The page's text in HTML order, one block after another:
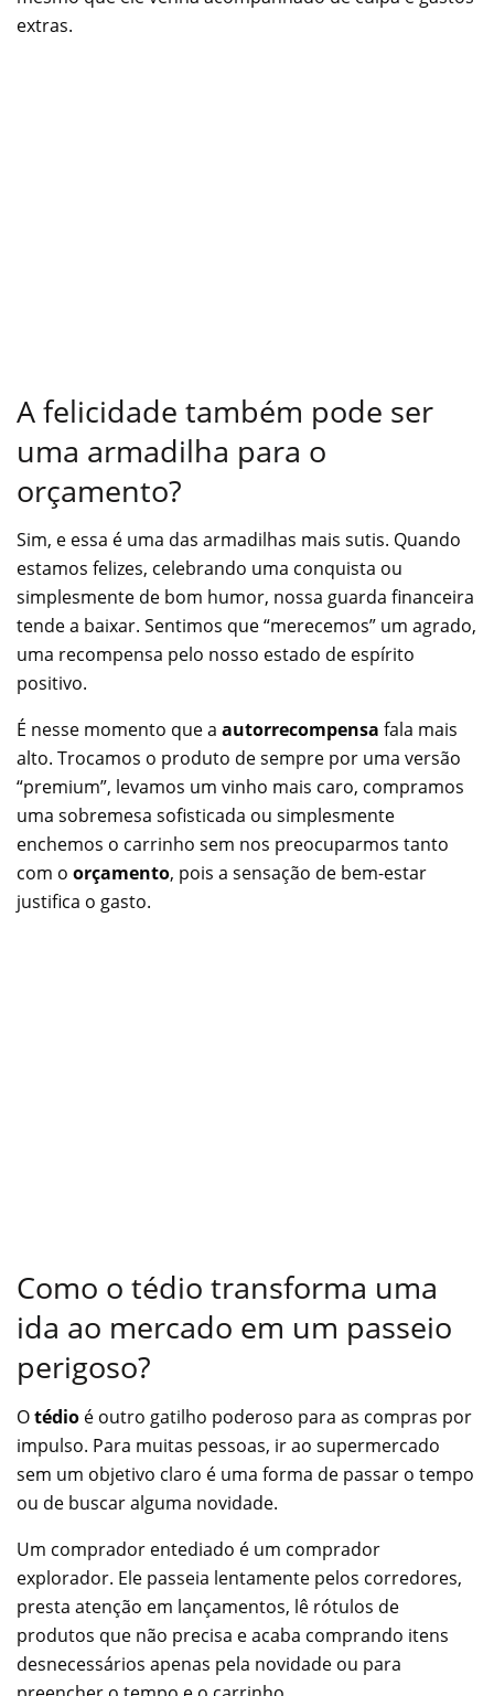
extras.
A felicidade também pode ser
uma armadilha para o
orçamento?
Sim, e essa é uma das armadilhas mais sutis. Quando
estamos felizes, celebrando uma conquista ou
simplesmente de bom humor, nossa guarda financeira
tende a baixar. Sentimos que “merecemos” um agrado,
uma recompensa pelo nosso estado de espírito
positivo.
É nesse momento que a autorrecompensa fala mais
alto. Trocamos o produto de sempre por uma versão
“premium”, levamos um vinho mais caro, compramos
uma sobremesa sofisticada ou simplesmente
enchemos o carrinho sem nos preocuparmos tanto
com o orçamento, pois a sensação de bem-estar
justifica o gasto.
Como o tédio transforma uma
ida ao mercado em um passeio
perigoso?
Otédio é outro gatilho poderoso para as compras por
impulso. Para muitas pessoas, ir ao supermercado
sem um objetivo claro é uma forma de passar o tempo
ou de buscar alguma novidade.
Um comprador entediado é um comprador
explorador. Ele passeia lentamente pelos corredores,
presta atenção em lançamentos, lê rótulos de
produtos que não precisa e acaba comprando itens
desnecessários apenas pela novidade ou para